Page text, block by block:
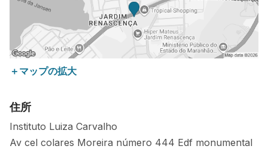
＋マップの拡大
住所
Instituto Luiza Carvalho
Av cel colares Moreira número 444 Edf monumental